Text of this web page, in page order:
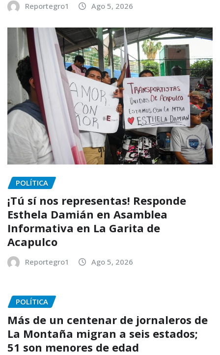
Reportegro1 Ago 5, 2026
POLÍTICA
¡Tú sí nos representas! Responde
Esthela Damián en Asamblea
Informativa en La Garita de
Acapulco
Reportegro1 Ago 5, 2026
POLÍTICA
Más de un centenar de jornaleros de
La Montaña migran a seis estados;
51 son menores de edad